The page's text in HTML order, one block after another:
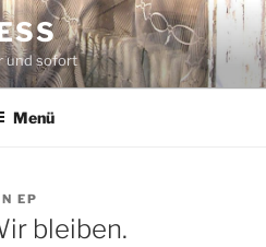
und sofort
Menü
EP
bleiben.